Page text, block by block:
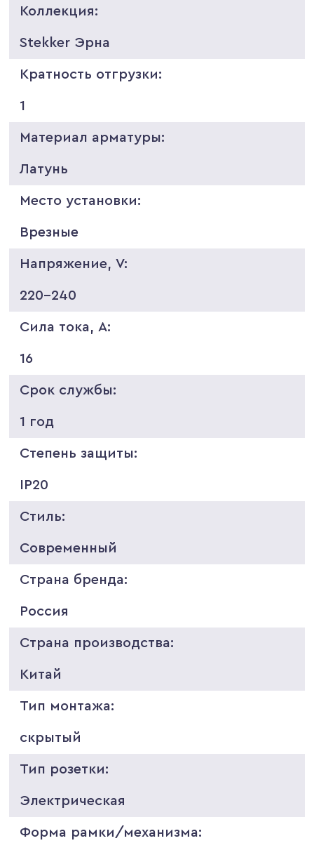
Коллекция:
Stekker Эрна
Кратность отгрузки:
1
Материал арматуры:
Латунь
Место установки:
Врезные
Напряжение, V:
220-240
Сила тока, A:
16
Срок службы:
1 год
Степень защиты:
IP20
Стиль:
Современный
Страна бренда:
Россия
Страна производства:
Китай
Тип монтажа:
скрытый
Тип розетки:
Электрическая
Форма рамки/механизма: